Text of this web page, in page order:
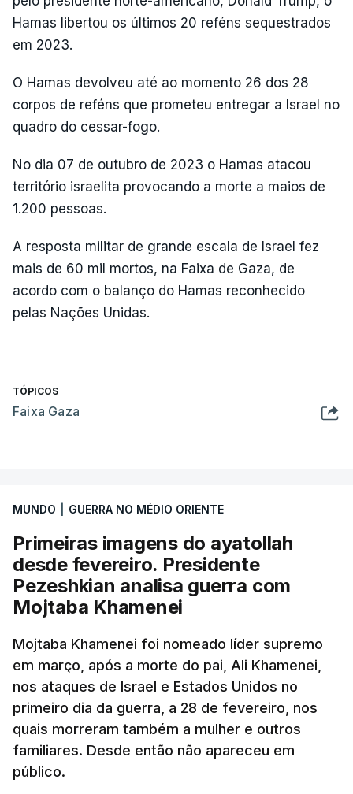
Hamas libertou os últimos 20 reféns sequestrados
em 2023.
O Hamas devolveu até ao momento 26 dos 28
corpos de reféns que prometeu entregar a Israel no
quadro do cessar-fogo.
No dia 07 de outubro de 2023 o Hamas atacou
território israelita provocando a morte a maios de
1.200 pessoas.
A resposta militar de grande escala de Israel fez
mais de 60 mil mortos, na Faixa de Gaza, de
acordo com o balanço do Hamas reconhecido
pelas Nações Unidas.
TÓPICOS
Faixa Gaza
MUNDO GUERRA NO MÉDIO ORIENTE
Primeiras imagens do ayatollah
desde fevereiro. Presidente
Pezeshkian analisa guerra com
Mojtaba Khamenei
Mojtaba Khamenei foi nomeado líder supremo
em março, após a morte do pai, Ali Khamenei,
nos ataques de Israel e Estados Unidos no
primeiro dia da guerra, a 28 de fevereiro, nos
quais morreram também a mulher e outros
familiares. Desde então não apareceu em
público.